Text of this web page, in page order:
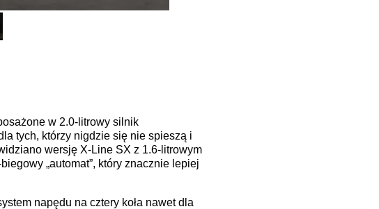
w 2.0-litrowy silnik
tych, którzy nigdzie się nie spieszą i
wersję X-Line SX z 1.6-litrowym
„automat”, który znacznie lepiej
napędu na cztery koła nawet dla